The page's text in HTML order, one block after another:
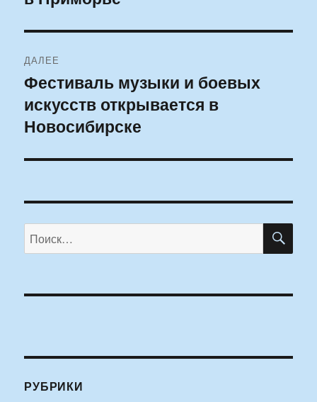
ДАЛЕЕ
Следующая
запись:
Фестиваль музыки и боевых
искусств открывается в
Новосибирске
Искать:
РУБРИКИ